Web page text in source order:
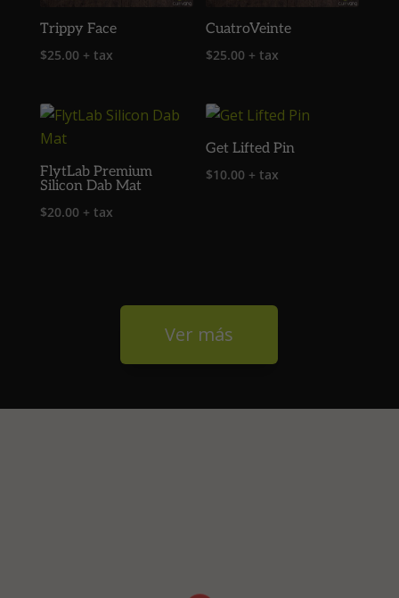
Trippy Face
$25.00 + tax
CuatroVeinte
$25.00 + tax
FlytLab Premium
Silicon Dab Mat
$20.00 + tax
Get Lifted Pin
$10.00 + tax
Ver más